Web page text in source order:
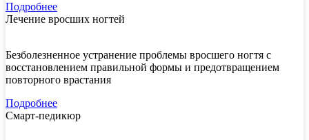
Подробнее
Лечение вросших ногтей
Безболезненное устранение проблемы вросшего ногтя с
восстановлением правильной формы и предотвращением
повторного врастания
Подробнее
Смарт-педикюр